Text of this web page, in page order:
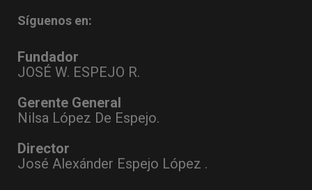
Síguenos en:
Fundador
JOSÉ W. ESPEJO R.
Gerente General
Nilsa López De Espejo.
Director
José Alexánder Espejo López .